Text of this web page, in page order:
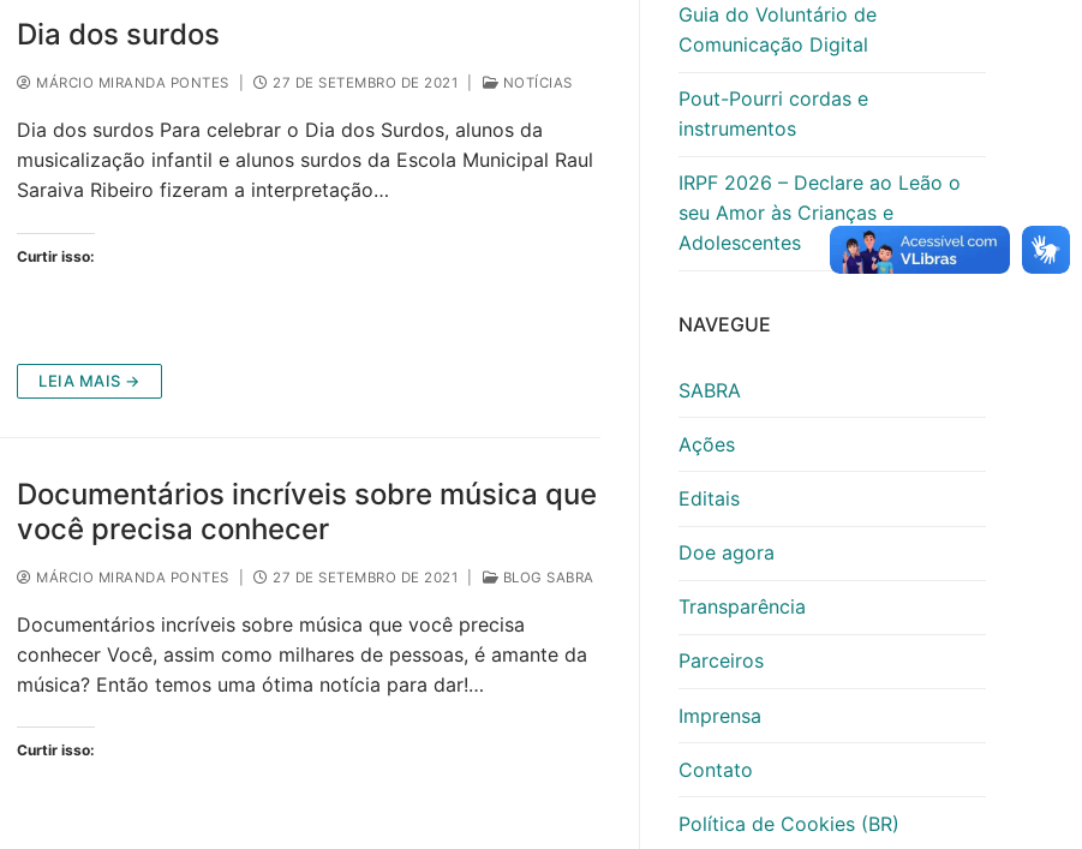
Dia dos surdos
MÁRCIO MIRANDA PONTES 27 DE SETEMBRO DE 2021 NOTÍCIAS
Dia dos surdos Para celebrar o Dia dos Surdos, alunos da
musicalização infantil e alunos surdos da Escola Municipal Raul
Saraiva Ribeiro fizeram a interpretação…
Curtir isso:
LEIA MAIS →
Documentários incríveis sobre música que
você precisa conhecer
MÁRCIO MIRANDA PONTES 27 DE SETEMBRO DE 2021 BLOG SABRA
Documentários incríveis sobre música que você precisa
conhecer Você, assim como milhares de pessoas, é amante da
música? Então temos uma ótima notícia para dar!…
Curtir isso:
Guia do Voluntário de
Comunicação Digital
Pout-Pourri cordas e
instrumentos
IRPF 2026 – Declare ao Leão o
seu Amor às Crianças e
Adolescentes
NAVEGUE
SABRA
Ações
Editais
Doe agora
Transparência
Parceiros
Imprensa
Contato
Política de Cookies (BR)